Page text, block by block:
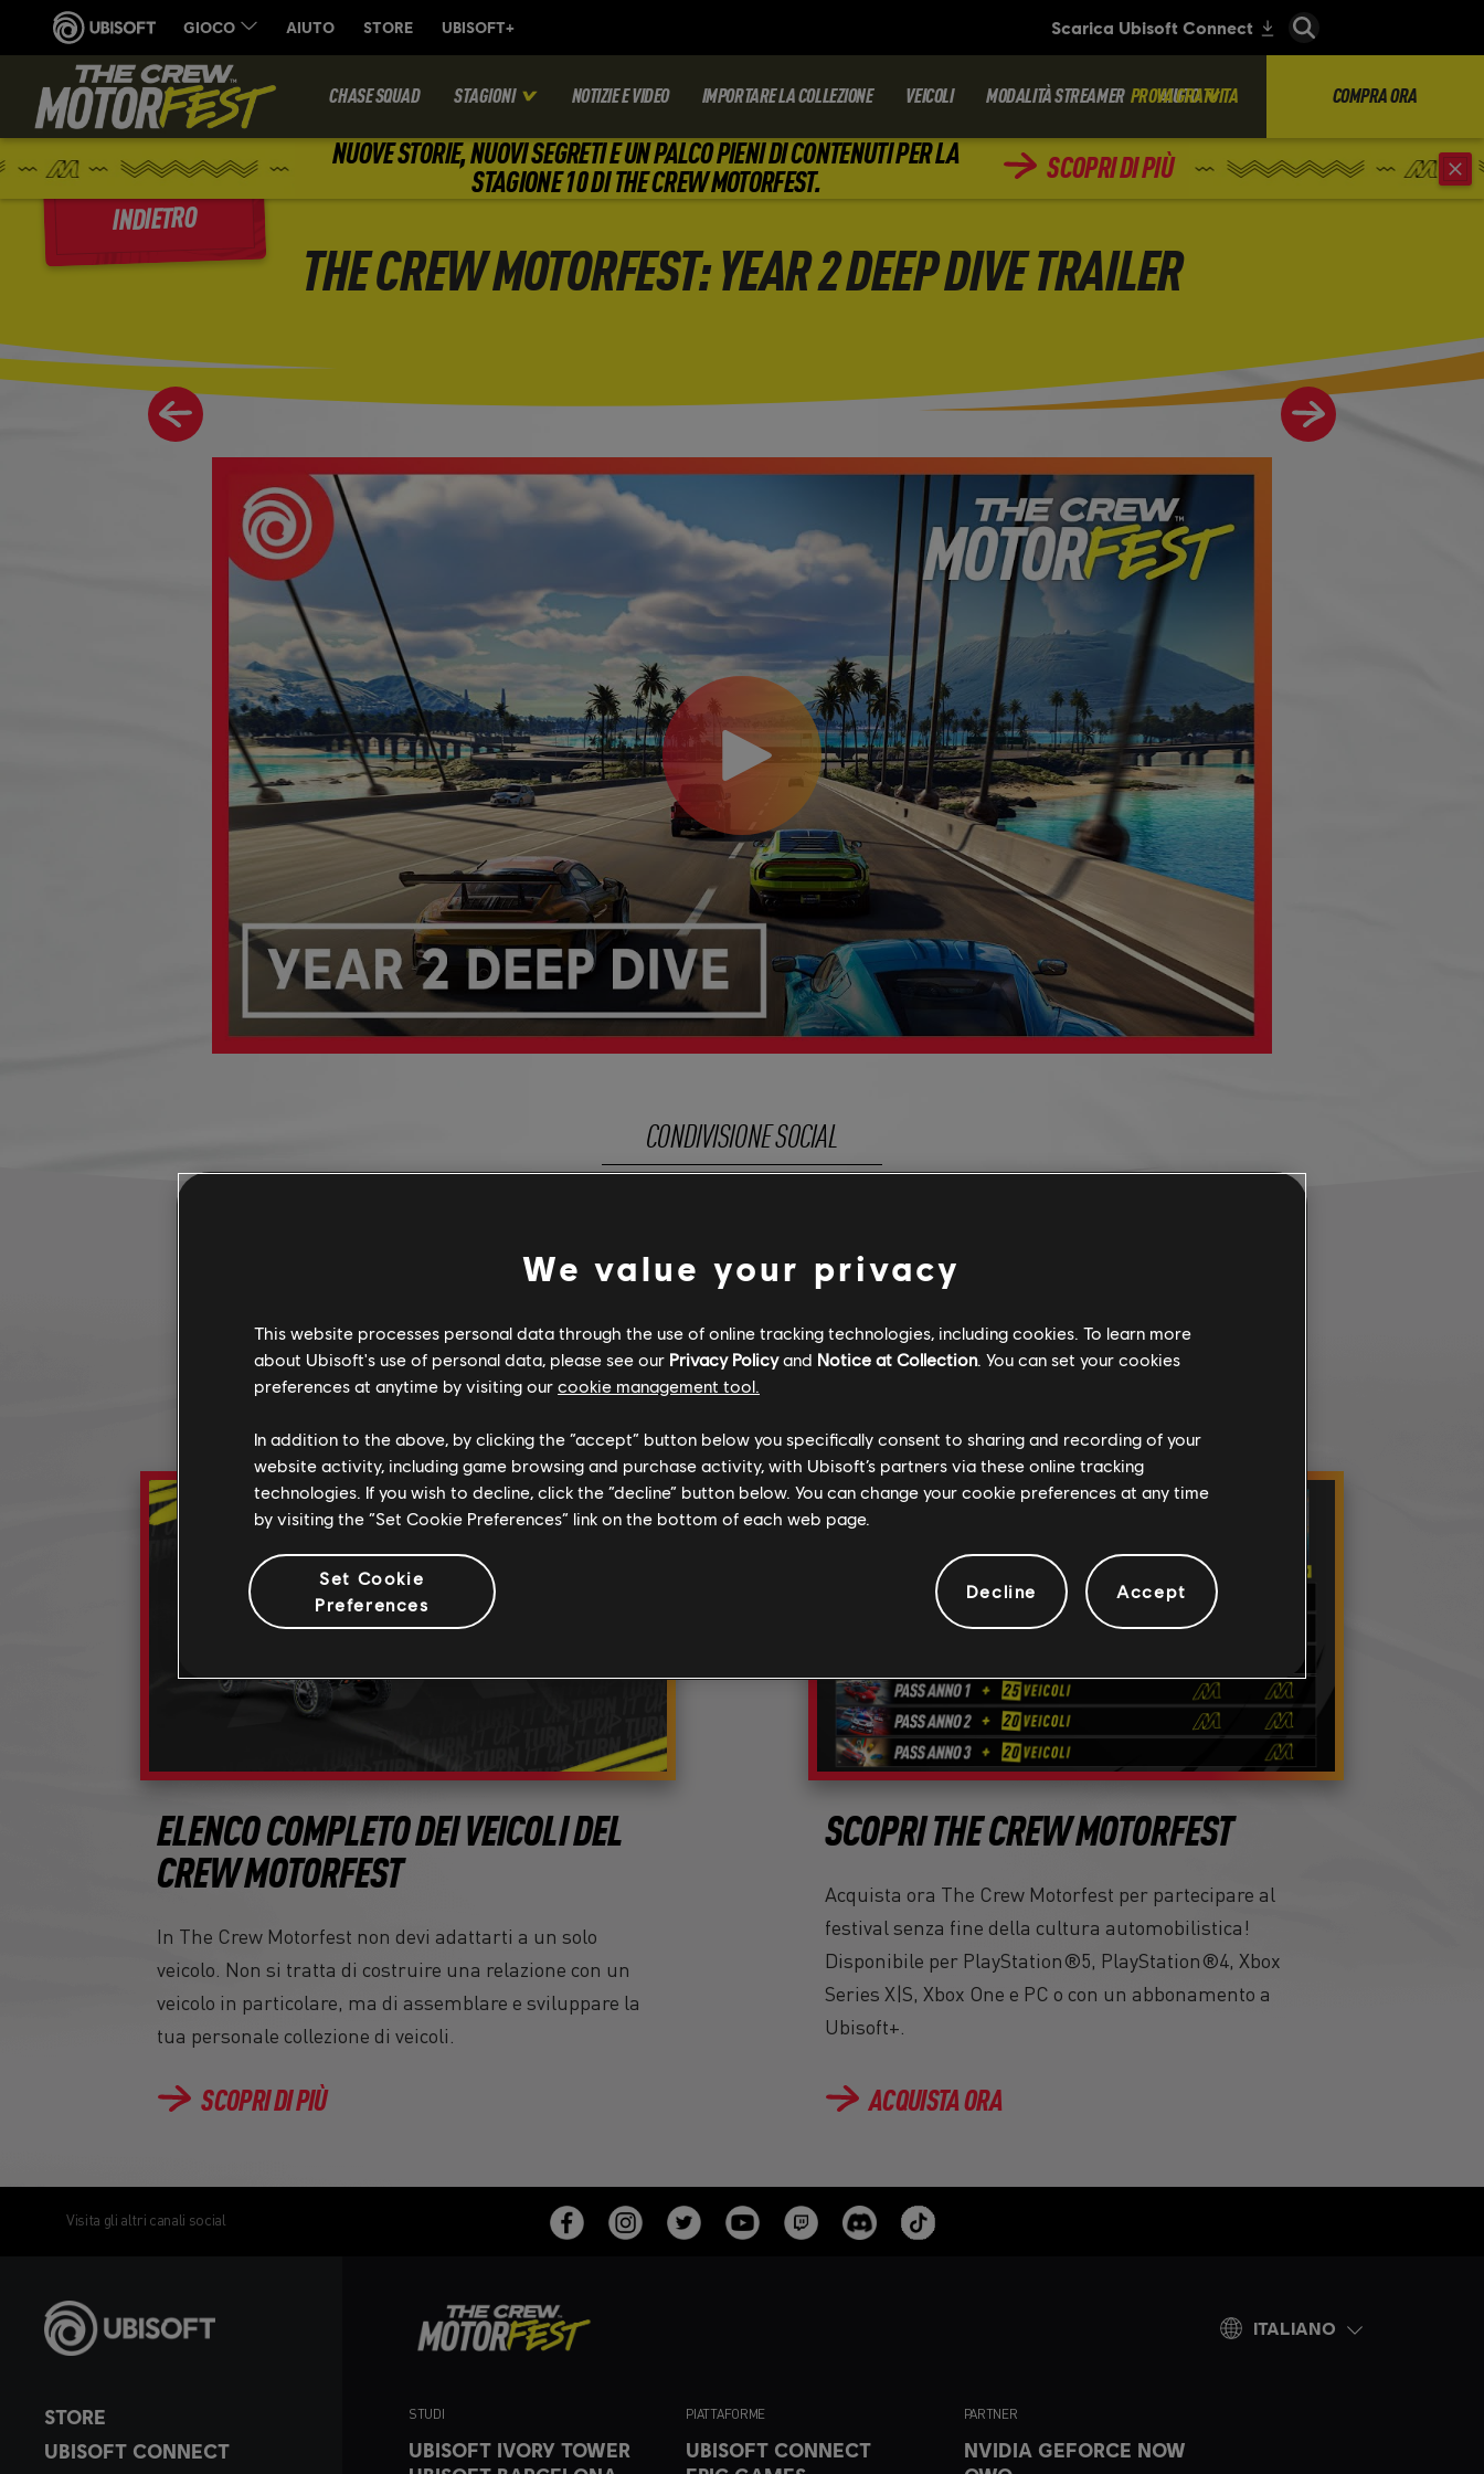
NUOVE STORIE, NUOVI SEGRETI E UN PALCO PIENI DI CONTENUTI PER LA
STAGIONE 10 DI THE CREW MOTORFEST.
SCOPRI DI PIÙ
CHASE SQUAD STAGIONI NOTIZIE E VIDEO IMPORTARE LA COLLEZIONE VEICOLI MODALITÀ STREAMER AIUTO
PROVA GRATUITA COMPRA ORA
INDIETRO
THE CREW MOTORFEST: YEAR 2 DEEP DIVE TRAILER
CONDIVISIONE SOCIAL
SCOPRI DI PIÙ
ELENCO COMPLETO DEI VEICOLI DEL
CREW MOTORFEST
In The Crew Motorfest non devi adattarti a un solo
veicolo. Non si tratta di costruire una relazione con un
veicolo in particolare, ma di assemblare e sviluppare la
tua personale collezione di veicoli.
SCOPRI DI PIÙ
SCOPRI THE CREW MOTORFEST
Acquista ora The Crew Motorfest per partecipare al
festival senza fine della cultura automobilistica!
Disponibile per PlayStation®5, PlayStation®4, Xbox
Series X|S, Xbox One e PC o con un abbonamento a
Ubisoft+.
ACQUISTA ORA
Visita gli altri canali social
STORE
UBISOFT CONNECT
STUDI
UBISOFT IVORY TOWER
PIATTAFORME
UBISOFT CONNECT
PARTNER
NVIDIA GEFORCE NOW
ITALIANO
We value your privacy
This website processes personal data through the use of online tracking technologies, including cookies. To learn more
about Ubisoft's use of personal data, please see our Privacy Policyand Notice at Collection. You can set your cookies
preferences at anytime by visiting our cookie management tool.
In addition to the above, by clicking the “accept” button below you specifically consent to sharing and recording of your
website activity, including game browsing and purchase activity, with Ubisoft’s partners via these online tracking
technologies. If you wish to decline, click the “decline” button below. You can change your cookie preferences at any time
by visiting the “Set Cookie Preferences” link on the bottom of each web page.
Set Cookie
Preferences
Decline Accept